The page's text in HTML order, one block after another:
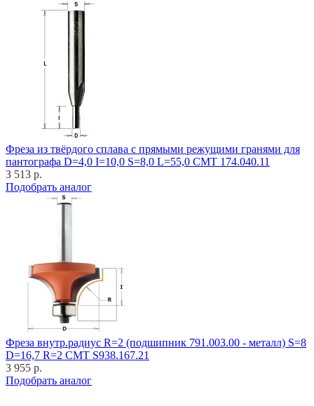
Фреза из твёрдого сплава с прямыми режущими гранями для
пантографа D=4,0 I=10,0 S=8,0 L=55,0 CMT 174.040.11
3 513 р.
Подобрать аналог
Фреза внутр.радиус R=2 (подшипник 791.003.00 - металл) S=8
D=16,7 R=2 CMT S938.167.21
3 955 р.
Подобрать аналог